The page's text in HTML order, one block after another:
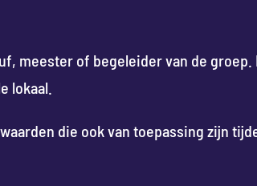
meester of begeleider van de
lokaal.
die ook van toepassing zijn